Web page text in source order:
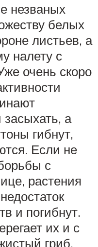
незваных
белых
листьев, а
налету с
очень скоро
а
гибнут,
Если не
с
растения
и погибнут.
их и с
гриб,